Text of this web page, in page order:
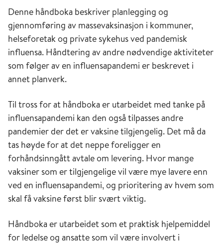
Denne håndboka beskriver planlegging og
gjennomføring av massevaksinasjon i kommuner,
helseforetak og private sykehus ved pandemisk
influensa. Håndtering av andre nødvendige aktiviteter
som følger av en influensapandemi er beskrevet i
annet planverk.
Til tross for at håndboka er utarbeidet med tanke på
influensapandemi kan den også tilpasses andre
pandemier der det er vaksine tilgjengelig. Det må da
tas høyde for at det neppe foreligger en
forhåndsinngått avtale om levering. Hvor mange
vaksiner som er tilgjengelige vil være mye lavere enn
ved en influensapandemi, og prioritering av hvem som
skal få vaksine først blir svært viktig.
Håndboka er utarbeidet som et praktisk hjelpemiddel
for ledelse og ansatte som vil være involvert i